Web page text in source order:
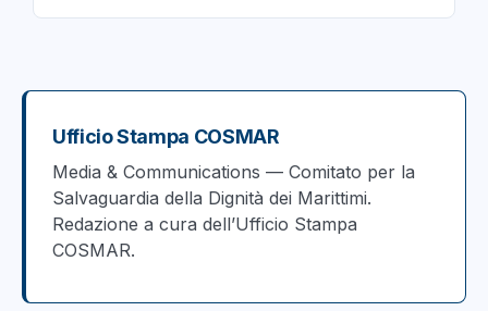
Ufficio Stampa COSMAR
Media & Communications — Comitato per la
Salvaguardia della Dignità dei Marittimi.
Redazione a cura dell’Ufficio Stampa
COSMAR.